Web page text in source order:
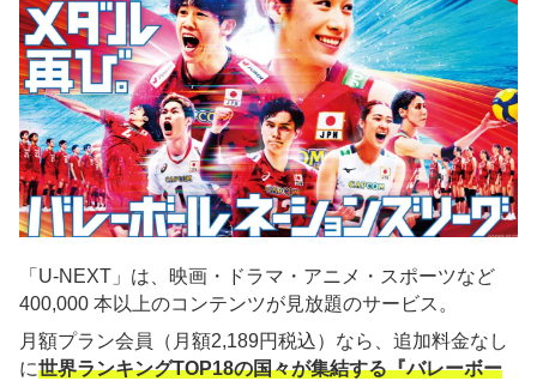
「U-NEXT」は、映画・ドラマ・アニメ・スポーツなど
400,000 本以上のコンテンツが見放題のサービス。
月額プラン会員（月額2,189円税込）なら、追加料金なし
に世界ランキングTOP18の国々が集結する『バレーボー